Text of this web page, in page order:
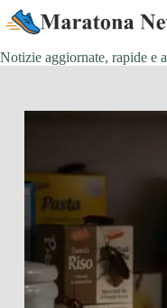
Salta
al
contenuto
Notizie aggiornate, rapide e